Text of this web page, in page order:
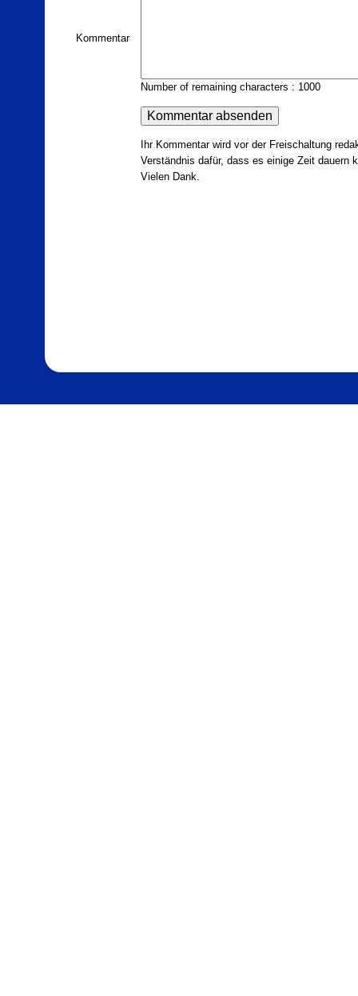
Kommentar
Number of remaining characters : 1000
Ihr Kommentar wird vor der Freischaltung
Verständnis dafür, dass es einige Zeit
Vielen Dank.